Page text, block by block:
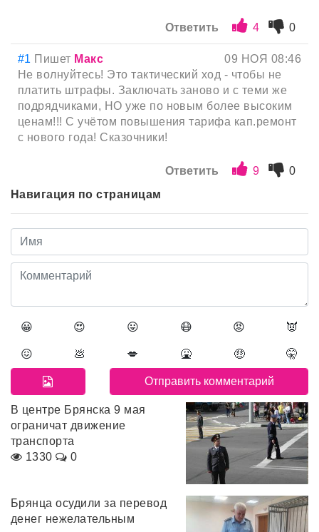
Ответить 4 0
#1 Пишет Макс
09 НОЯ 08:46
Не волнуйтесь! Это тактический ход - чтобы не
платить штрафы. Заключать заново и с теми же
подрядчиками, НО уже по новым более высоким
ценам!!! С учётом повышения тарифа кап.ремонт
с нового года! Сказочники!
Ответить 9
0
Навигация по страницам
😀 😍 😛 😷 😡 👿
😖 💩 💋 🤮 🤑 🤫
В центре Брянска 9 мая
ограничат движение
транспорта
1330
0
Брянца осудили за перевод
денег нежелательным